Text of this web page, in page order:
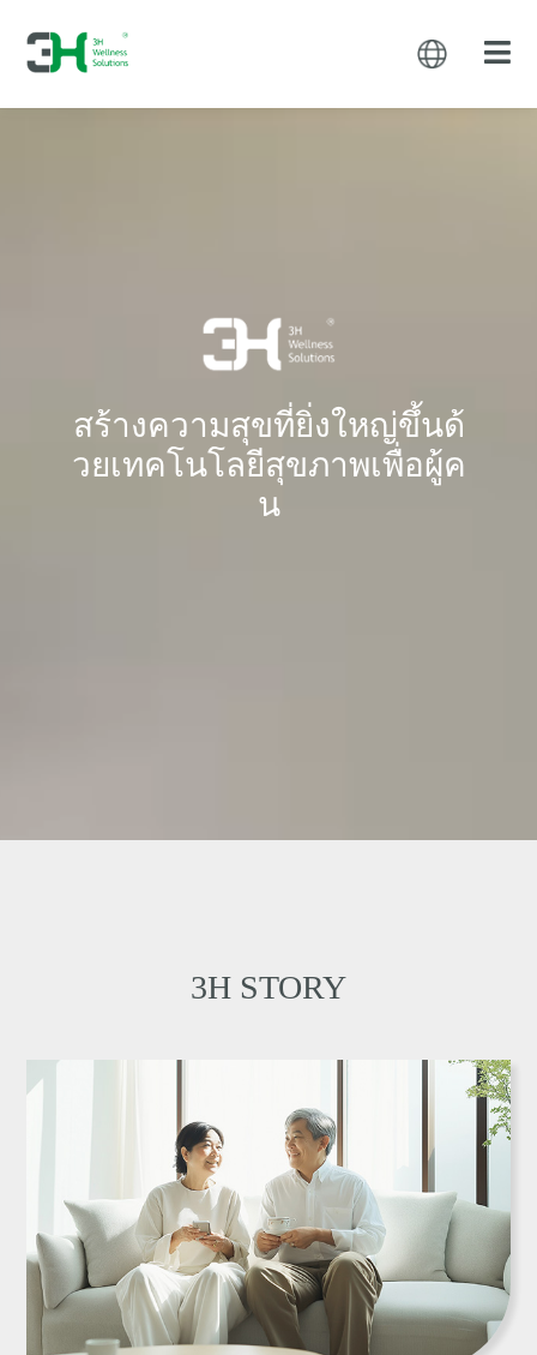
สร้างความสุขที่ยิ่งใหญ่ขึ้นด้
วยเทคโนโลยีสุขภาพเพื่อผู้ค
น
3H STORY